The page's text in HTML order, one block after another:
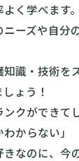
く学べます
ーズや自分
識・技術を
ょう！
ンクができて
からない」
なのに、今